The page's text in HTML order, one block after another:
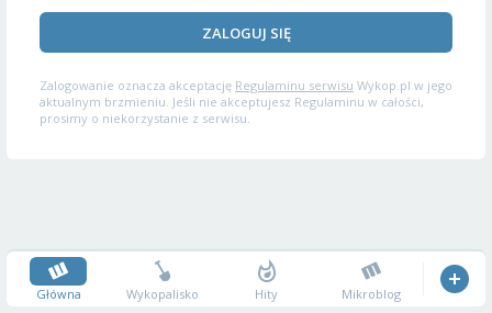
ZALOGUJ SIĘ
Zalogowanie oznacza akceptację Regulaminu serwisu Wykop.pl w jego
aktualnym brzmieniu. Jeśli nie akceptujesz Regulaminu w całości,
prosimy o niekorzystanie z serwisu.
Główna Wykopalisko Hity Mikroblog